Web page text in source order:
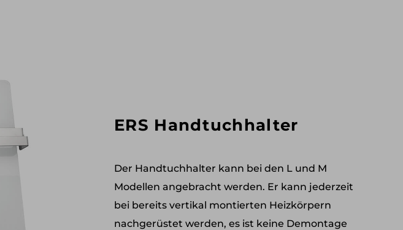
ERS Handtuchhalter
Der Handtuchhalter kann bei den L und M
Modellen angebracht werden. Er kann jederzeit
bei bereits vertikal montierten Heizkörpern
nachgerüstet werden, es ist keine Demontage